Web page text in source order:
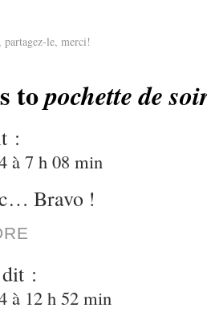
partagez-le, merci!
topochette de
:
à 7 h 08 min
Bravo !
dit :
à 12 h 52 min